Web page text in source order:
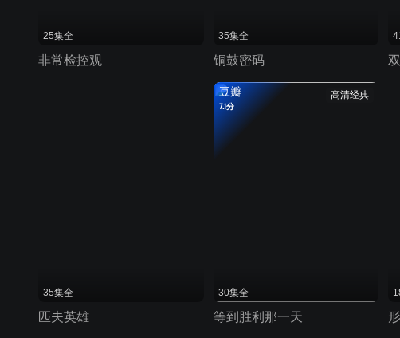
25集全
非常检控观
35集全
铜鼓密码
35集全
匹夫英雄
高清经典
豆瓣
7.1分
30集全
等到胜利那一天